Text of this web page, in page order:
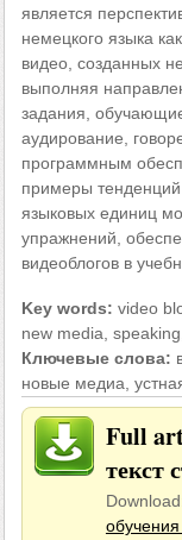
является
немецкого языка
видео, созданных
выполняя
задания,
аудирование,
программным
примеры тенденций
языковых единиц
упражнений,
видеоблогов в
Key words: video
new media,
Ключевые слова:
новые медиа,
Full
текст